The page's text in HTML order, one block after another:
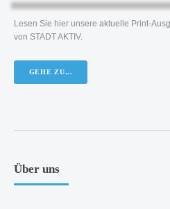
niedergelassen haben, vollständig
täglich abends duschen und dabei
säubern. So wird verhindert, dass
und den Schlaf beeinträchtigen
anzuraten, das Fenster über Nacht
keine Pollen in den Raum gelangen.
Fahren mit dem Auto: Lassen Sie
keine Pollen in das Fahrzeuginnere
Umständen lohnt sich die
Für eine saubere Luft können Sie
Es gibt mittlerweile verschiedene
schwebende Pollen und weitere
kann zwar bereits für eine gute
Lesen Sie hier unsere aktuelle Print-
von STADT AKTIV.
GEHE ZU...
Über uns